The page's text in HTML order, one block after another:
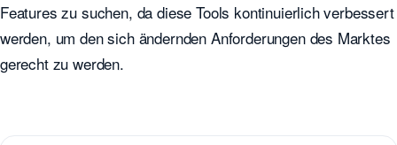
Features zu suchen, da diese Tools kontinuierlich verbessert
werden, um den sich ändernden Anforderungen des Marktes
gerecht zu werden.